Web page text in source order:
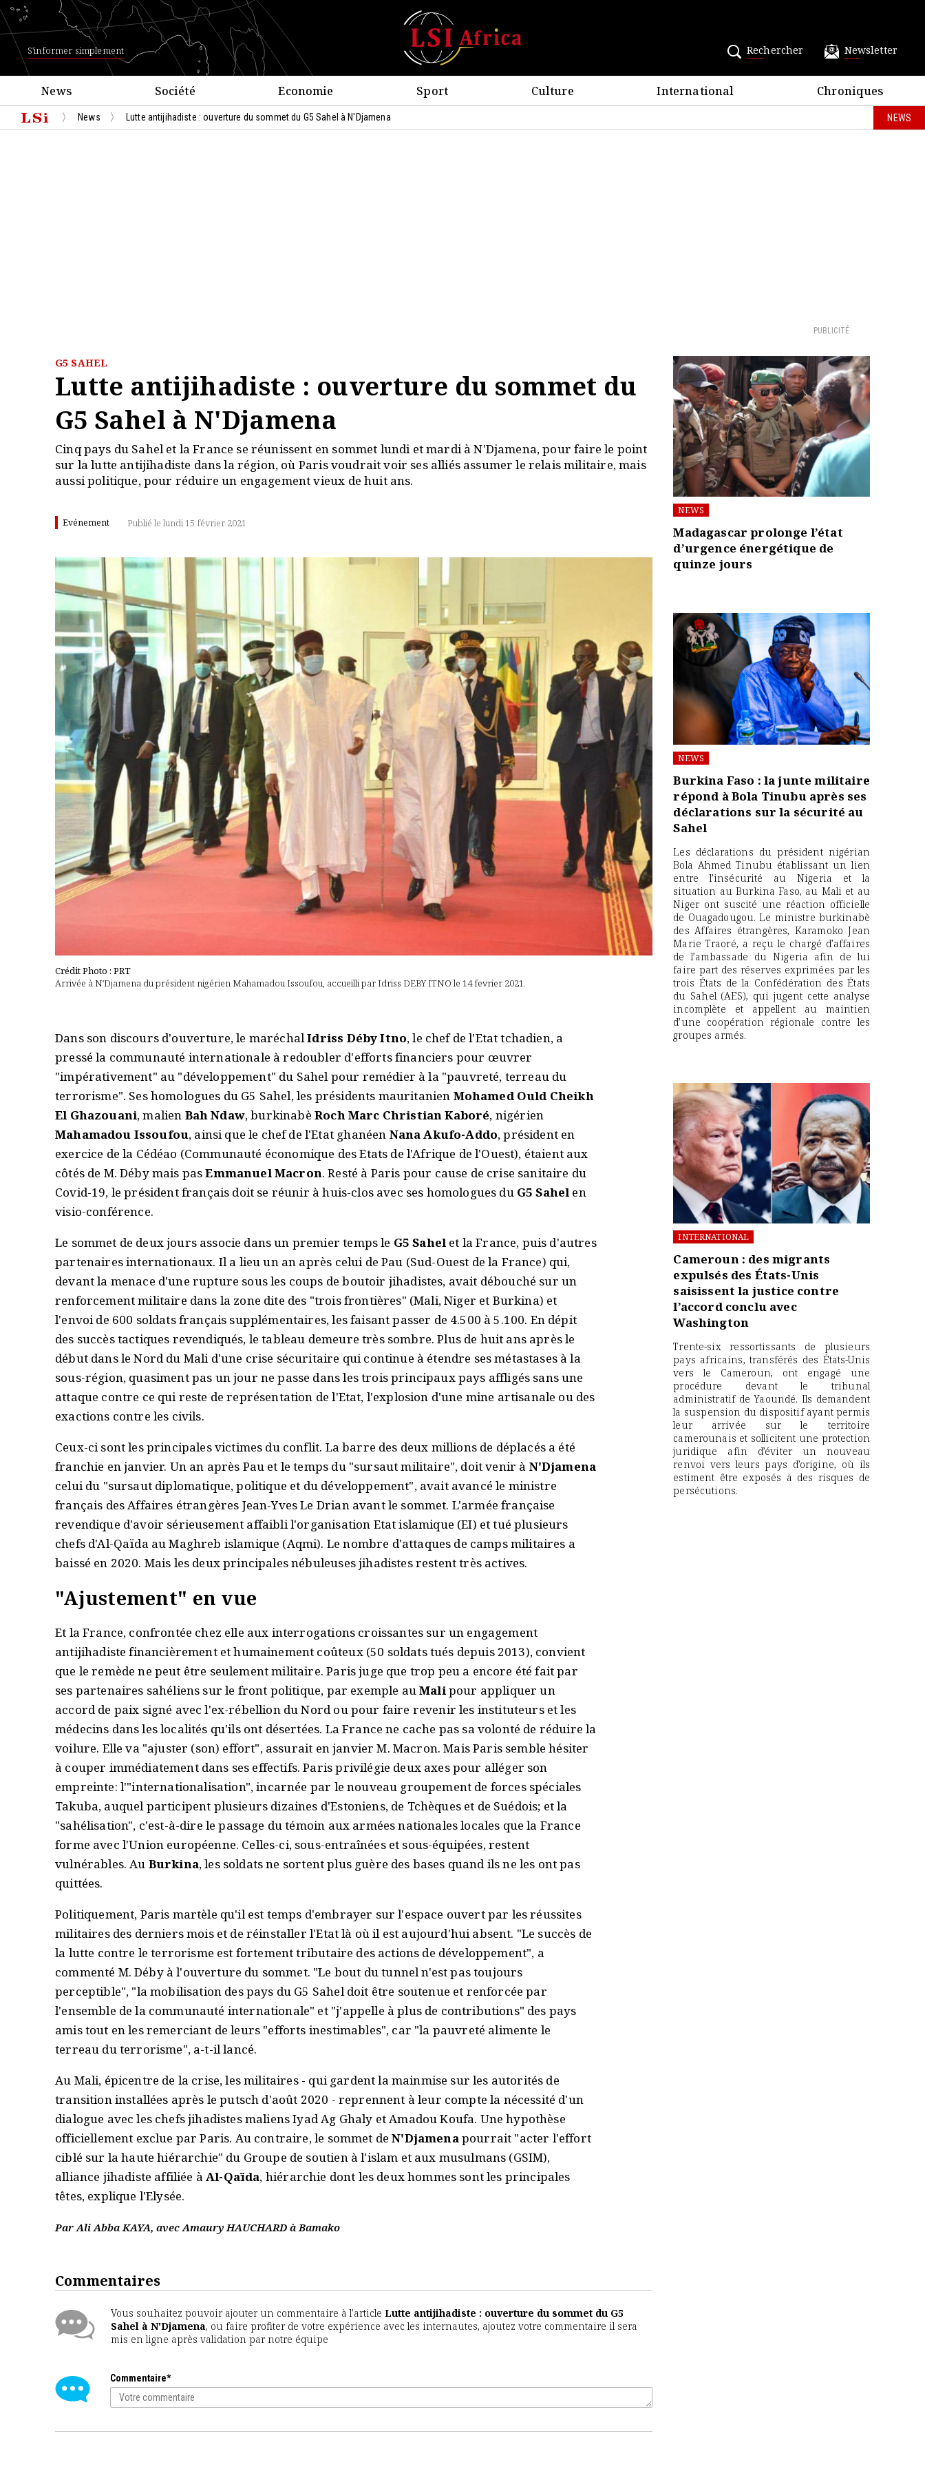
S'informer simplement Rechercher Newsletter
News Société Economie Sport Culture International Chroniques
News Lutte antijihadiste : ouverture du sommet du G5 Sahel à N'Djamena NEWS
PUBLICITÉ
G5 SAHEL
Lutte antijihadiste : ouverture du sommet du
G5 Sahel à N'Djamena
Cinq pays du Sahel et la France se réunissent en sommet lundi et mardi à N'Djamena, pour faire le point
sur la lutte antijihadiste dans la région, où Paris voudrait voir ses alliés assumer le relais militaire, mais
aussi politique, pour réduire un engagement vieux de huit ans.
Evénement Publié le lundi 15 février 2021
Crédit Photo : PRT
Arrivée à N'Djamena du président nigérien Mahamadou Issoufou, accueilli par Idriss DEBY ITNO le 14 fevrier 2021.
Dans son discours d'ouverture, le maréchalIdriss Déby Itno, le chef de l'Etat tchadien, a
pressé la communauté internationale à redoubler d'efforts financiers pour œuvrer
"impérativement" au "développement" du Sahel pour remédier à la "pauvreté, terreau du
terrorisme". Ses homologues du G5 Sahel, les présidents mauritanien Mohamed Ould Cheikh
El Ghazouani, malien Bah Ndaw, burkinabè Roch Marc Christian Kaboré, nigérien
Mahamadou Issoufou, ainsi que le chef de l'Etat ghanéen Nana Akufo-Addo, président en
exercice de la Cédéao (Communauté économique des Etats de l'Afrique de l'Ouest), étaient aux
côtés de M. Déby mais pasEmmanuel Macron. Resté à Paris pour cause de crise sanitaire du
Covid-19, le président français doit se réunir à huis-clos avec ses homologues duG5 Sahel en
visio-conférence.
Le sommet de deux jours associe dans un premier temps le G5 Sahel et la France, puis d'autres
partenaires internationaux. Il a lieu un an après celui de Pau (Sud-Ouest de la France) qui,
devant la menace d'une rupture sous les coups de boutoir jihadistes, avait débouché sur un
renforcement militaire dans la zone dite des "trois frontières" (Mali, Niger et Burkina) et
l'envoi de 600 soldats français supplémentaires, les faisant passer de 4.500 à 5.100. En dépit
des succès tactiques revendiqués, le tableau demeure très sombre. Plus de huit ans après le
début dans le Nord du Mali d'une crise sécuritaire qui continue à étendre ses métastases à la
sous-région, quasiment pas un jour ne passe dans les trois principaux pays affligés sans une
attaque contre ce qui reste de représentation de l'Etat, l'explosion d'une mine artisanale ou des
exactions contre les civils.
Ceux-ci sont les principales victimes du conflit. La barre des deux millions de déplacés a été
franchie en janvier. Un an après Pau et le temps du "sursaut militaire", doit venir à N'Djamena
celui du "sursaut diplomatique, politique et du développement", avait avancé le ministre
français des Affaires étrangères Jean-Yves Le Drian avant le sommet. L'armée française
revendique d'avoir sérieusement affaibli l'organisation Etat islamique (EI) et tué plusieurs
chefs d'Al-Qaïda au Maghreb islamique (Aqmi). Le nombre d'attaques de camps militaires a
baissé en 2020. Mais les deux principales nébuleuses jihadistes restent très actives.
"Ajustement" en vue
Et la France, confrontée chez elle aux interrogations croissantes sur un engagement
antijihadiste financièrement et humainement coûteux (50 soldats tués depuis 2013), convient
que le remède ne peut être seulement militaire. Paris juge que trop peu a encore été fait par
ses partenaires sahéliens sur le front politique, par exemple auMalipour appliquer un
accord de paix signé avec l'ex-rébellion du Nord ou pour faire revenir les instituteurs et les
médecins dans les localités qu'ils ont désertées. La France ne cache pas sa volonté de réduire la
voilure. Elle va "ajuster (son) effort", assurait en janvier M. Macron. Mais Paris semble hésiter
à couper immédiatement dans ses effectifs. Paris privilégie deux axes pour alléger son
empreinte: l'"internationalisation", incarnée par le nouveau groupement de forces spéciales
Takuba, auquel participent plusieurs dizaines d'Estoniens, de Tchèques et de Suédois; et la
"sahélisation", c'est-à-dire le passage du témoin aux armées nationales locales que la France
forme avec l'Union européenne. Celles-ci, sous-entraînées et sous-équipées, restent
vulnérables. Au Burkina, les soldats ne sortent plus guère des bases quand ils ne les ont pas
quittées.
Politiquement, Paris martèle qu'il est temps d'embrayer sur l'espace ouvert par les réussites
militaires des derniers mois et de réinstaller l'Etat là où il est aujourd'hui absent. "Le succès de
la lutte contre le terrorisme est fortement tributaire des actions de développement", a
commenté M. Déby à l'ouverture du sommet. "Le bout du tunnel n'est pas toujours
perceptible", "la mobilisation des pays du G5 Sahel doit être soutenue et renforcée par
l'ensemble de la communauté internationale" et "j'appelle à plus de contributions" des pays
amis tout en les remerciant de leurs "efforts inestimables", car "la pauvreté alimente le
terreau du terrorisme", a-t-il lancé.
Au Mali, épicentre de la crise, les militaires - qui gardent la mainmise sur les autorités de
transition installées après le putsch d'août 2020 - reprennent à leur compte la nécessité d'un
dialogue avec les chefs jihadistes maliens Iyad Ag Ghaly et Amadou Koufa. Une hypothèse
officiellement exclue par Paris. Au contraire, le sommet deN'Djamenapourrait "acter l'effort
ciblé sur la haute hiérarchie" du Groupe de soutien à l'islam et aux musulmans (GSIM),
alliance jihadiste affiliée àAl-Qaïda, hiérarchie dont les deux hommes sont les principales
têtes, explique l'Elysée.
Par Ali Abba KAYA, avec Amaury HAUCHARD à Bamako
Commentaires
Vous souhaitez pouvoir ajouter un commentaire à l'article Lutte antijihadiste : ouverture du sommet du G5
Sahel à N'Djamena, ou faire profiter de votre expérience avec les internautes, ajoutez votre commentaire il sera
mis en ligne après validation par notre équipe
Commentaire*
NEWS
Madagascar prolonge l’état
d’urgence énergétique de
quinze jours
NEWS
Burkina Faso : la junte militaire
répond à Bola Tinubu après ses
déclarations sur la sécurité au
Sahel
Les déclarations du président nigérian
Bola Ahmed Tinubu établissant un lien
entre l’insécurité au Nigeria et la
situation au Burkina Faso, au Mali et au
Niger ont suscité une réaction officielle
de Ouagadougou. Le ministre burkinabè
des Affaires étrangères, Karamoko Jean
Marie Traoré, a reçu le chargé d’affaires
de l’ambassade du Nigeria afin de lui
faire part des réserves exprimées par les
trois États de la Confédération des États
du Sahel (AES), qui jugent cette analyse
incomplète et appellent au maintien
d’une coopération régionale contre les
groupes armés.
INTERNATIONAL
Cameroun : des migrants
expulsés des États-Unis
saisissent la justice contre
l’accord conclu avec
Washington
Trente-six ressortissants de plusieurs
pays africains, transférés des États-Unis
vers le Cameroun, ont engagé une
procédure devant le tribunal
administratif de Yaoundé. Ils demandent
la suspension du dispositif ayant permis
leur arrivée sur le territoire
camerounais et sollicitent une protection
juridique afin d’éviter un nouveau
renvoi vers leurs pays d’origine, où ils
estiment être exposés à des risques de
persécutions.